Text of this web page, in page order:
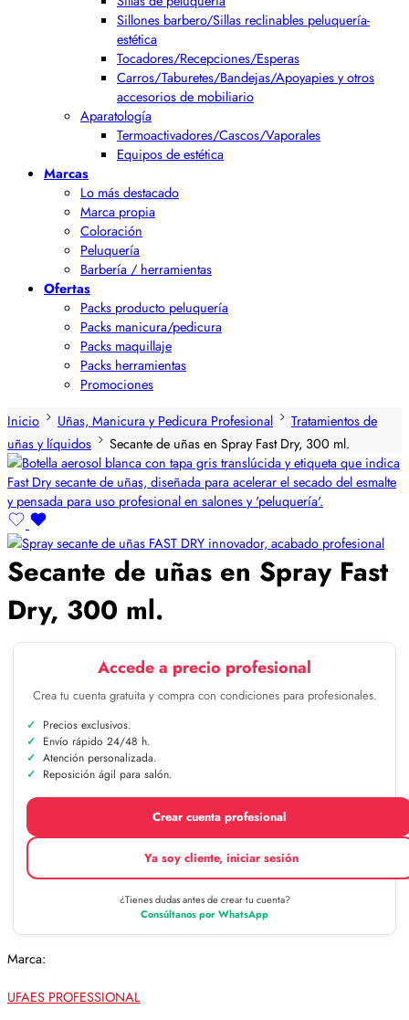
Sillones barbero/Sillas reclinables peluquería-
estética
Tocadores/Recepciones/Esperas
Carros/Taburetes/Bandejas/Apoyapies y otros
accesorios de mobiliario
Aparatología
Termoactivadores/Cascos/Vaporales
Equipos de estética
Marcas
Lo más destacado
Marca propia
Coloración
Peluquería
Barbería / herramientas
Ofertas
Packs producto peluquería
Packs manicura/pedicura
Packs maquillaje
Packs herramientas
Promociones
Inicio
Uñas, Manicura y Pedicura Profesional
Tratamientos de
uñas y líquidos
Secante de uñas en Spray Fast Dry, 300 ml.
Secante de uñas en Spray Fast
Dry, 300 ml.
Accede a precio profesional
Crea tu cuenta gratuita y compra con condiciones para profesionales.
Precios exclusivos.
Envío rápido 24/48 h.
Atención personalizada.
Reposición ágil para salón.
Crear cuenta profesional
Ya soy cliente, iniciar sesión
¿Tienes dudas antes de crear tu cuenta?
Consúltanos por WhatsApp
Marca:
UFAES PROFESSIONAL